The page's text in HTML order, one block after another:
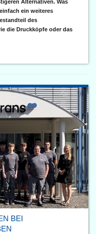
Alternativen. Was
ein weiteres
des
die Druckköpfe oder das
BEI